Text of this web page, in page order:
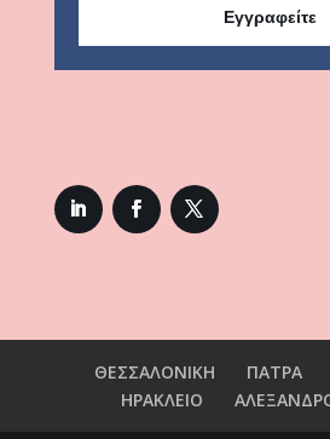
Εγγραφείτε
ΘΕΣΣΑΛΟΝΙΚΗ ΠΑΤΡΑ
ΗΡΑΚΛΕΙΟ